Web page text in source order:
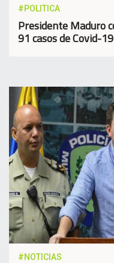
#POLITICA
Presidente Maduro
91 casos de Covid-19
#NOTICIAS